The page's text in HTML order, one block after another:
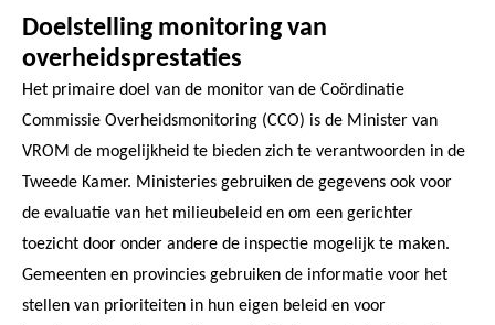
Doelstelling monitoring van
overheidsprestaties
Het primaire doel van de monitor van de Coördinatie
Commissie Overheidsmonitoring (CCO) is de Minister van
VROM de mogelijkheid te bieden zich te verantwoorden in de
Tweede Kamer. Ministeries gebruiken de gegevens ook voor
de evaluatie van het milieubeleid en om een gerichter
toezicht door onder andere de inspectie mogelijk te maken.
Gemeenten en provincies gebruiken de informatie voor het
stellen van prioriteiten in hun eigen beleid en voor